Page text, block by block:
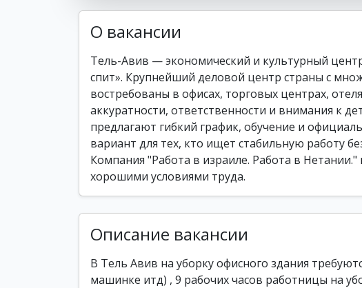
О вакансии
Тель-Авив — экономический и культурный
спит». Крупнейший деловой центр страны с
востребованы в офисах, торговых центрах,
аккуратности, ответственности и внимания к
предлагают гибкий график, обучение и
вариант для тех, кто ищет стабильную работу
Компания "Работа в израиле. Работа в Нетании."
хорошими условиями труда.
Описание вакансии
В Тель Авив на уборку офисного здания
машинке итд) , 9 рабочих часов работницы на